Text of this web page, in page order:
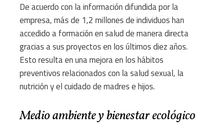
De acuerdo con la información difundida por la
empresa, más de 1,2 millones de individuos han
accedido a formación en salud de manera directa
gracias a sus proyectos en los últimos diez años.
Esto resulta en una mejora en los hábitos
preventivos relacionados con la salud sexual, la
nutrición y el cuidado de madres e hijos.
Medio ambiente y bienestar ecológico